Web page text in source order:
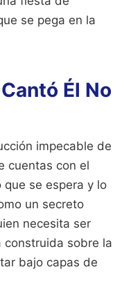
se pega en la
Él No
impecable de
cuentas con el
se espera y lo
un secreto
necesita ser
construida sobre la
bajo capas de